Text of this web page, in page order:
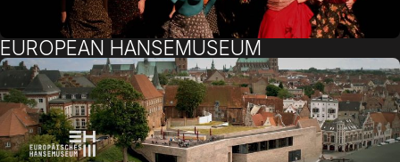
EUROPEAN HANSEMUSEUM